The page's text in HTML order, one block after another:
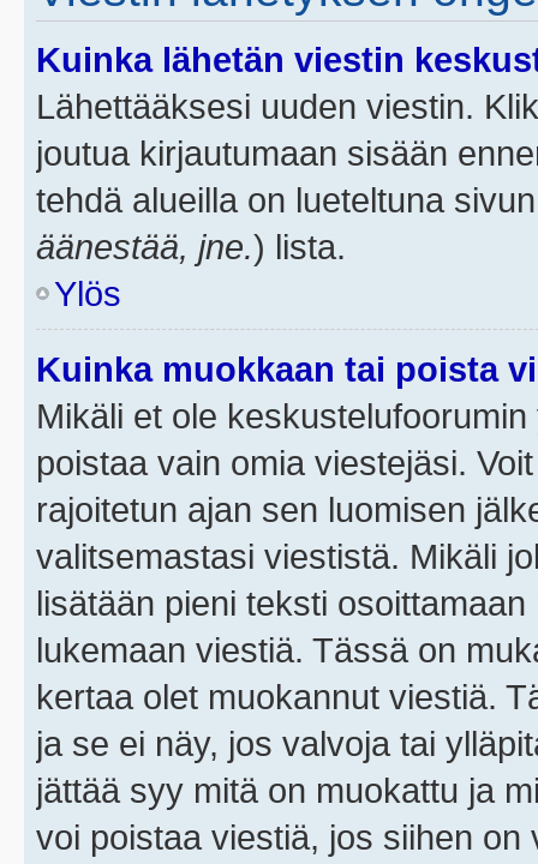
Kuinka lähetän viestin
Lähettääksesi uuden viestin.
joutua kirjautumaan sisään
tehdä alueilla on lueteltuna
äänestää, jne.) lista.
Ylös
Kuinka muokkaan tai poista
Mikäli et ole
poistaa vain omia viestejäsi.
rajoitetun ajan sen luomisen
valitsemastasi viestistä. Mikäli
lisätään pieni teksti
lukemaan viestiä. Tässä on
kertaa olet muokannut viestiä.
ja se ei näy, jos valvoja tai
jättää syy mitä on muokattu ja
voi poistaa viestiä, jos siihen on